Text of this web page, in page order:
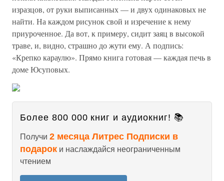
изразцов, от руки выписанных — и двух одинаковых не
найти. На каждом рисунок свой и изречение к нему
приуроченное. Да вот, к примеру, сидит заяц в высокой
траве, и, видно, страшно до жути ему. А подпись:
«Крепко караулю». Прямо книга готовая — каждая печь в
доме Юсуповых.
Более 800 000 книг и аудиокниг! 📚
Получи 2 месяца Литрес Подписки в
подарок и наслаждайся неограниченным
чтением